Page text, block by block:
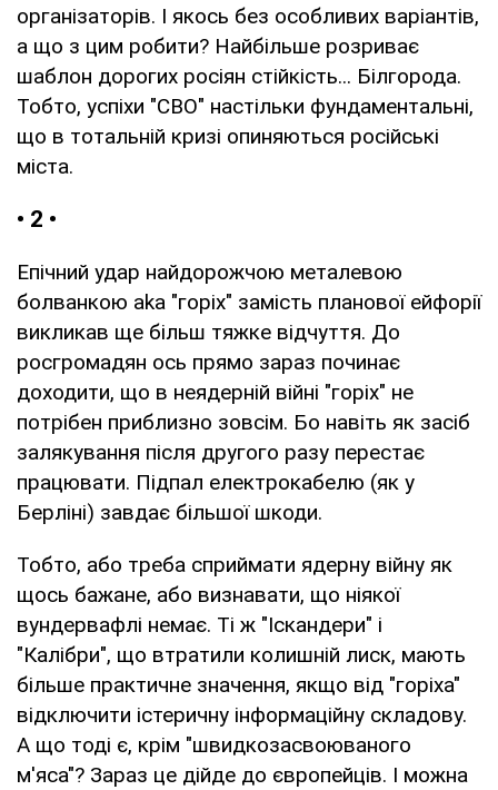
організаторів. І якось без особливих варіантів,
а що з цим робити? Найбільше розриває
шаблон дорогих росіян стійкість... Білгорода.
Тобто, успіхи "СВО" настільки фундаментальні,
що в тотальній кризі опиняються російські
міста.
• 2 •
Епічний удар найдорожчою металевою
болванкою aka "горіх" замість планової ейфорії
викликав ще більш тяжке відчуття. До
росгромадян ось прямо зараз починає
доходити, що в неядерній війні "горіх" не
потрібен приблизно зовсім. Бо навіть як засіб
залякування після другого разу перестає
працювати. Підпал електрокабелю (як у
Берліні) завдає більшої шкоди.
Тобто, або треба сприймати ядерну війну як
щось бажане, або визнавати, що ніякої
вундервафлі немає. Ті ж "Іскандери" і
"Калібри", що втратили колишній лиск, мають
більше практичне значення, якщо від "горіха"
відключити істеричну інформаційну складову.
А що тоді є, крім "швидкозасвоюваного
м'яса"? Зараз це дійде до європейців. І можна